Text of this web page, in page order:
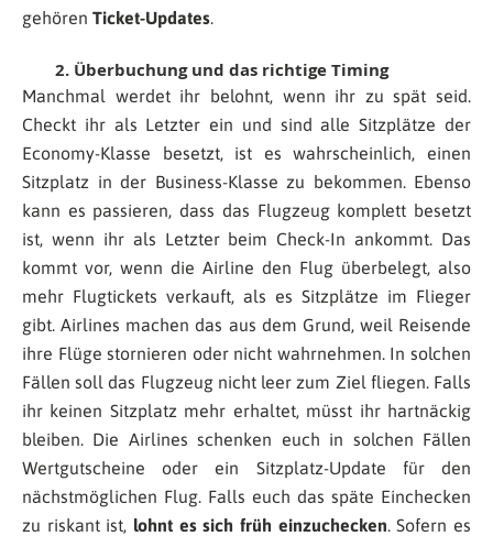
gehören Ticket-Updates
2. Überbuchung und das richtige Timing
Manchmal werdet ihr belohnt, wenn ihr zu spät seid.
Checkt ihr als Letzter ein und sind alle Sitzplätze der
Economy-Klasse besetzt, ist es wahrscheinlich, einen
Sitzplatz in der Business-Klasse zu bekommen. Ebenso
kann es passieren, dass das Flugzeug komplett besetzt
ist, wenn ihr als Letzter beim Check-In ankommt. Das
kommt vor, wenn die Airline den Flug überbelegt, also
mehr Flugtickets verkauft, als es Sitzplätze im Flieger
gibt. Airlines machen das aus dem Grund, weil Reisende
ihre Flüge stornieren oder nicht wahrnehmen. In solchen
Fällen soll das Flugzeug nicht leer zum Ziel fliegen. Falls
ihr keinen Sitzplatz mehr erhaltet, müsst ihr hartnäckig
bleiben. Die Airlines schenken euch in solchen Fällen
Wertgutscheine oder ein Sitzplatz-Update für den
nächstmöglichen Flug. Falls euch das späte Einchecken
zu riskant ist, lohnt es sich früh einzuchecken . Sofern es